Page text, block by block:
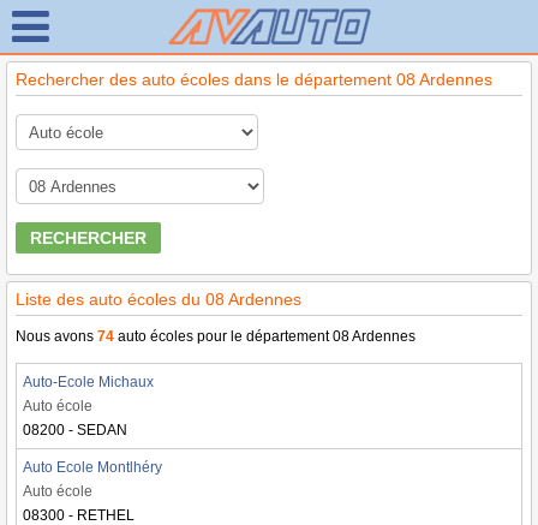
Rechercher des auto écoles dans le département 08 Ardennes
RECHERCHER
Liste des auto écoles du 08 Ardennes
Nous avons 74 auto écoles pour le département 08 Ardennes
Auto-Ecole Michaux
Auto école
08200 - SEDAN
Auto Ecole Montlhéry
Auto école
08300 - RETHEL